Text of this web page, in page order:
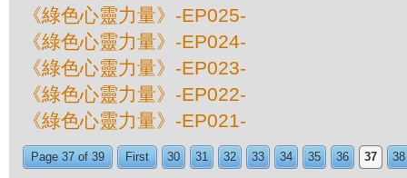
《綠色心靈力量》-EP025-
《綠色心靈力量》-EP024-
《綠色心靈力量》-EP023-
《綠色心靈力量》-EP022-
《綠色心靈力量》-EP021-
Page 37 of 39 First 30 31 32 33 34 35 36 37 38